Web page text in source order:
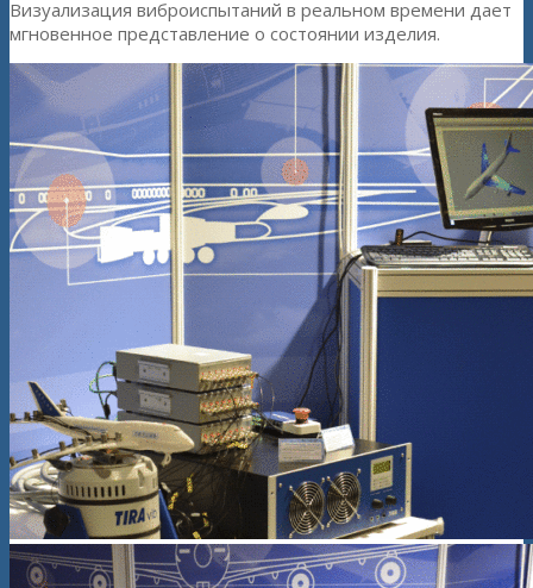
Визуализация виброиспытаний в реальном времени дает
мгновенное представление о состоянии изделия.